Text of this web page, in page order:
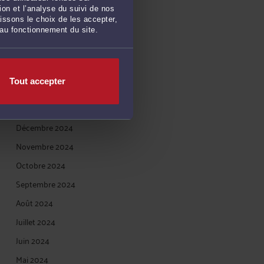
et l’analyse du suivi de nos
le choix de les accepter,
fonctionnement du site.
Tout accepter
Juin 2025
Mai 2025
Avril 2025
Février 2025
Janvier 2025
Décembre 2024
Novembre 2024
Octobre 2024
Septembre 2024
Août 2024
Juillet 2024
Juin 2024
Mai 2024